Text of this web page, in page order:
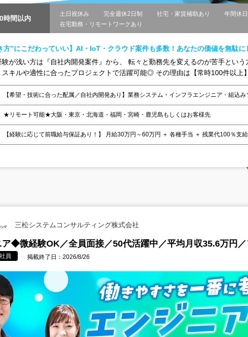
時間以内
土日祝休み 完全週休2日制 社宅・家賃補助あり
年間休
在宅勤務・リモートワークあり
方”にこだわっていい】AI・IoT・クラウド案件も多数！あなたの価値を無駄に
が浅い方は『自社内開発案件』から、 転々と勤務先を変えるのが苦手という
スキルや適性に合ったプロジェクトで活躍可能◎ その理由は【常時100件以上
【希望・技術に合った配属／自社内開発あり】業務システム・インフラエンジニア・組込
★リモート可能★大阪・東京・北海道・福岡・宮崎・鹿児島もしくはお客様先
【経験に応じて前職給与保証あり！】 月給30万円～60万円 ＋ 各種手当 ＋ 残業代100％支
三松システムコンサルティング株式会社
ア◆微経験OK／全員面接／50代活躍中／平均月収35.6万円
員 掲載終了日：2026/8/26